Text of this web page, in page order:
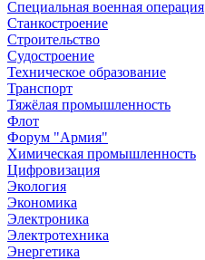
Специальная военная операция
Станкостроение
Строительство
Судостроение
Техническое образование
Транспорт
Тяжёлая промышленность
Флот
Форум "Армия"
Химическая промышленность
Цифровизация
Экология
Экономика
Электроника
Электротехника
Энергетика